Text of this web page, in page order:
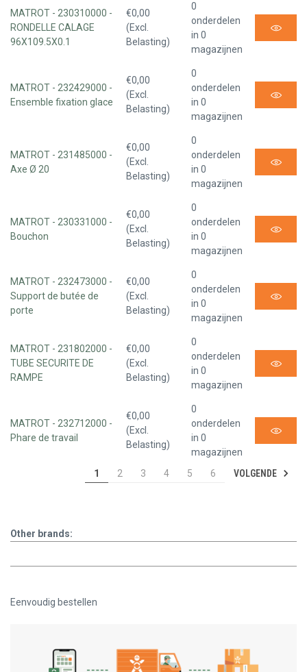
MATROT - 230310000 -
RONDELLE CALAGE
96X109.5X0.1
€0,00
(Excl.
Belasting)
0
onderdelen
in 0
magazijnen
MATROT - 232429000 -
Ensemble fixation glace
€0,00
(Excl.
Belasting)
0
onderdelen
in 0
magazijnen
MATROT - 231485000 -
Axe Ø 20
€0,00
(Excl.
Belasting)
0
onderdelen
in 0
magazijnen
MATROT - 230331000 -
Bouchon
€0,00
(Excl.
Belasting)
0
onderdelen
in 0
magazijnen
MATROT - 232473000 -
Support de butée de
porte
€0,00
(Excl.
Belasting)
0
onderdelen
in 0
magazijnen
MATROT - 231802000 -
TUBE SECURITE DE
RAMPE
€0,00
(Excl.
Belasting)
0
onderdelen
in 0
magazijnen
MATROT - 232712000 -
Phare de travail
€0,00
(Excl.
Belasting)
0
onderdelen
in 0
magazijnen
1
2 3 4 5 6 VOLGENDE
Other brands:
Eenvoudig bestellen